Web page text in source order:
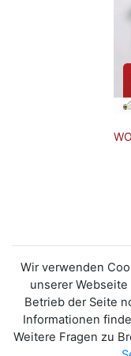
Wir verwenden
unserer
Betrieb der Seite
Informationen
Weitere Fragen zu